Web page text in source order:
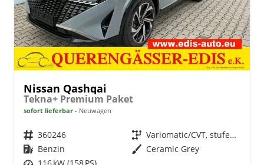
Nissan Qashqai
Tekna+ Premium Paket
sofort lieferbar Neuwagen
Fahrzeugnr. 360246 Getriebe
Variomatic/CVT, stufenlos
Kraftstoff Benzin Außenfarbe Ceramic Grey
Leistung 116 kW (158 PS)